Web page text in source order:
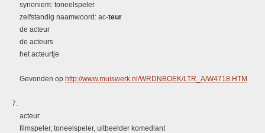
synoniem: toneelspeler
zelfstandig naamwoord: ac-teur
de acteur
de acteurs
het acteurtje
Gevonden op http://www.muiswerk.nl/WRDNBOEK/LTR_A/W4718.HTM
acteur
filmspeler, toneelspeler, uitbeelder komediant